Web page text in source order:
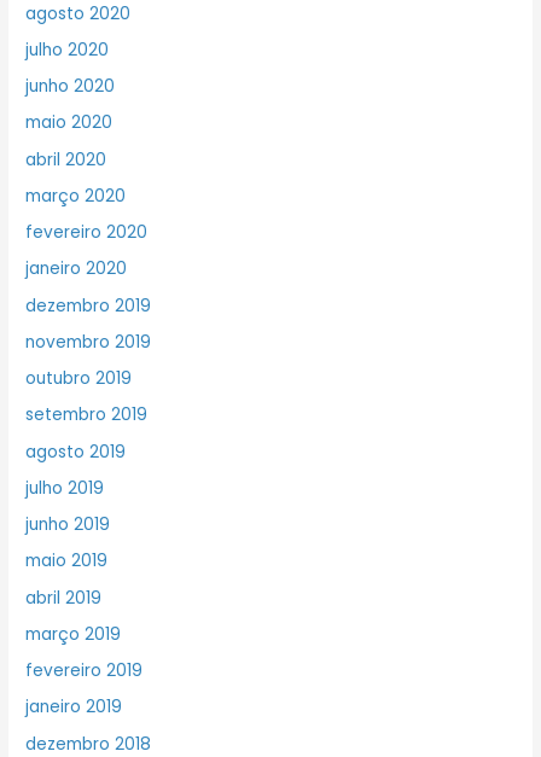
agosto 2020
julho 2020
junho 2020
maio 2020
abril 2020
março 2020
fevereiro 2020
janeiro 2020
dezembro 2019
novembro 2019
outubro 2019
setembro 2019
agosto 2019
julho 2019
junho 2019
maio 2019
abril 2019
março 2019
fevereiro 2019
janeiro 2019
dezembro 2018